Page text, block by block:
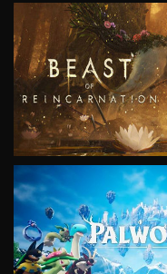
VIEW
VIEW